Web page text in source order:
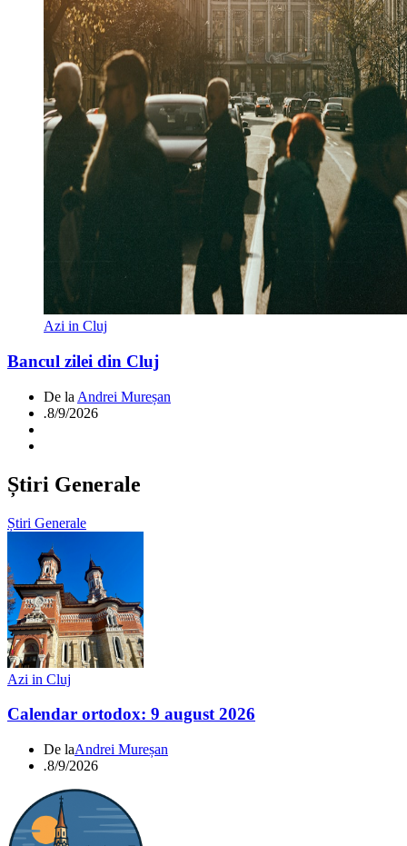
Azi in Cluj
Bancul zilei din Cluj
De la Andrei Mureșan
.8/9/2026
Știri Generale
Știri Generale
Azi in Cluj
Calendar ortodox: 9 august 2026
De laAndrei Mureșan
.8/9/2026